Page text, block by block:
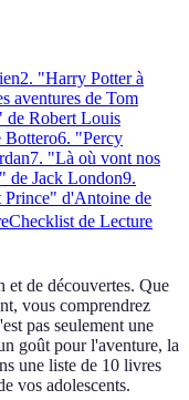
2. "Harry Potter à
aventures de Tom
de Robert Louis
Bottero6. "Percy
7. "Là où vont nos
de Jack London9.
Prince" d'Antoine de
Checklist de Lecture
et de découvertes. Que
vous comprendrez
pas seulement une
goût pour l'aventure, la
une liste de 10 livres
vos adolescents.